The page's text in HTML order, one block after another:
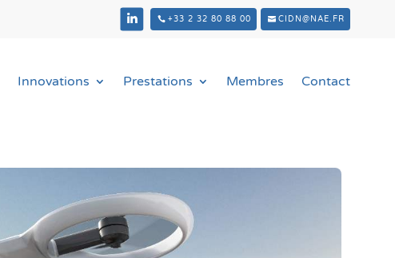
+33 2 32 80 88 00 CIDN@NAE.FR
Innovations Prestations Membres Contact